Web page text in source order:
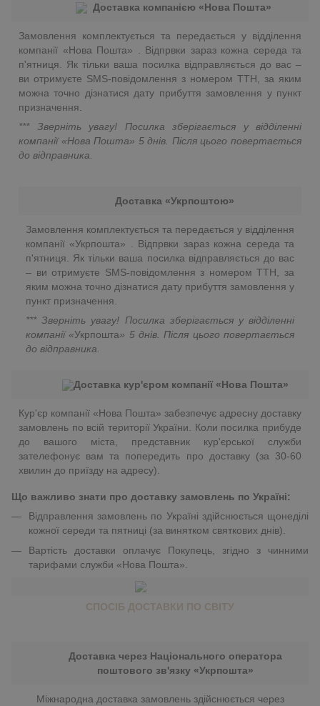
Доставка компанією «Нова Пошта»
Замовлення комплектується та передається у відділення
компанії «Нова Пошта» . Відпрвки зараз кожна середа та
п'ятниця. Як тільки ваша посилка відправляється до вас –
ви отримуєте SMS-повідомлення з номером ТТН, за яким
можна точно дізнатися дату прибуття замовлення у пункт
призначення.
*** Зверніть увагу! Посилка зберігається у відділенні
компанії «Нова Пошта» 5 днів. Після цього повертається
до відправника.
Доставка «Укрпоштою»
Замовлення комплектується та передається у відділення
компанії «Укрпошта» . Відпрвки зараз кожна середа та
п'ятниця. Як тільки ваша посилка відправляється до вас
– ви отримуєте SMS-повідомлення з номером ТТН, за
яким можна точно дізнатися дату прибуття замовлення у
пункт призначення.
*** Зверніть увагу! Посилка зберігається у відділенні
компанії «Укрпошта» 5 днів. Після цього повертається
до відправника.
Доставка кур'єром компанії «Нова Пошта»
Кур'єр компанії «Нова Пошта» забезпечує адресну доставку
замовлень по всій території України. Коли посилка прибуде
до вашого міста, представник кур'єрської служби
зателефонує вам та попередить про доставку (за 30-60
хвилин до приїзду на адресу).
Що важливо знати про доставку замовлень по Україні:
Відправлення замовлень по Україні здійснюється щонеділі
кожної середи та пятниці (за винятком святкових днів).
Вартість доставки оплачує Покупець, згідно з чинними
тарифами служби «Нова Пошта».
СПОСІБ ДОСТАВКИ ПО СВІТУ
Доставка через Національного оператора
поштового зв'язку «Укрпошта»
Міжнародна доставка замовлень здійснюється через